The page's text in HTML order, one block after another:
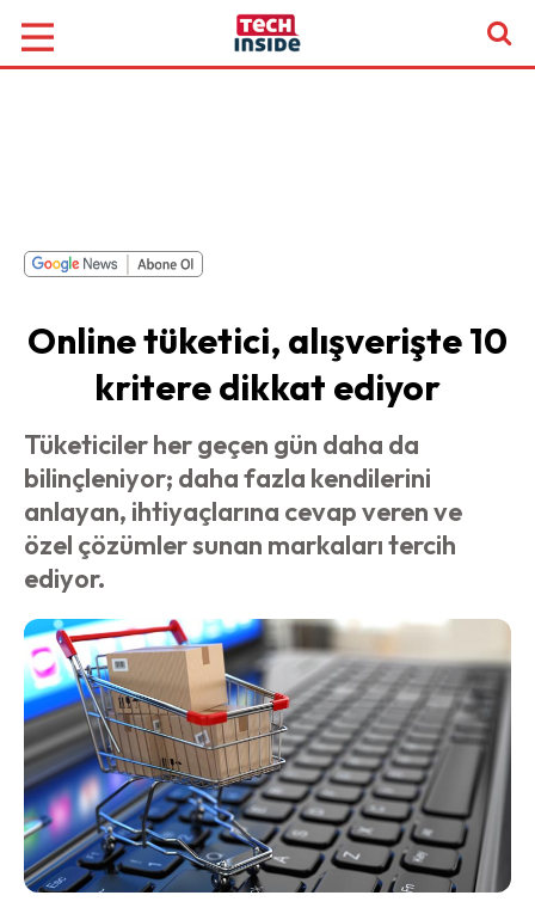
Online tüketici, alışverişte 10
kritere dikkat ediyor
Tüketiciler her geçen gün daha da
bilinçleniyor; daha fazla kendilerini
anlayan, ihtiyaçlarına cevap veren ve
özel çözümler sunan markaları tercih
ediyor.